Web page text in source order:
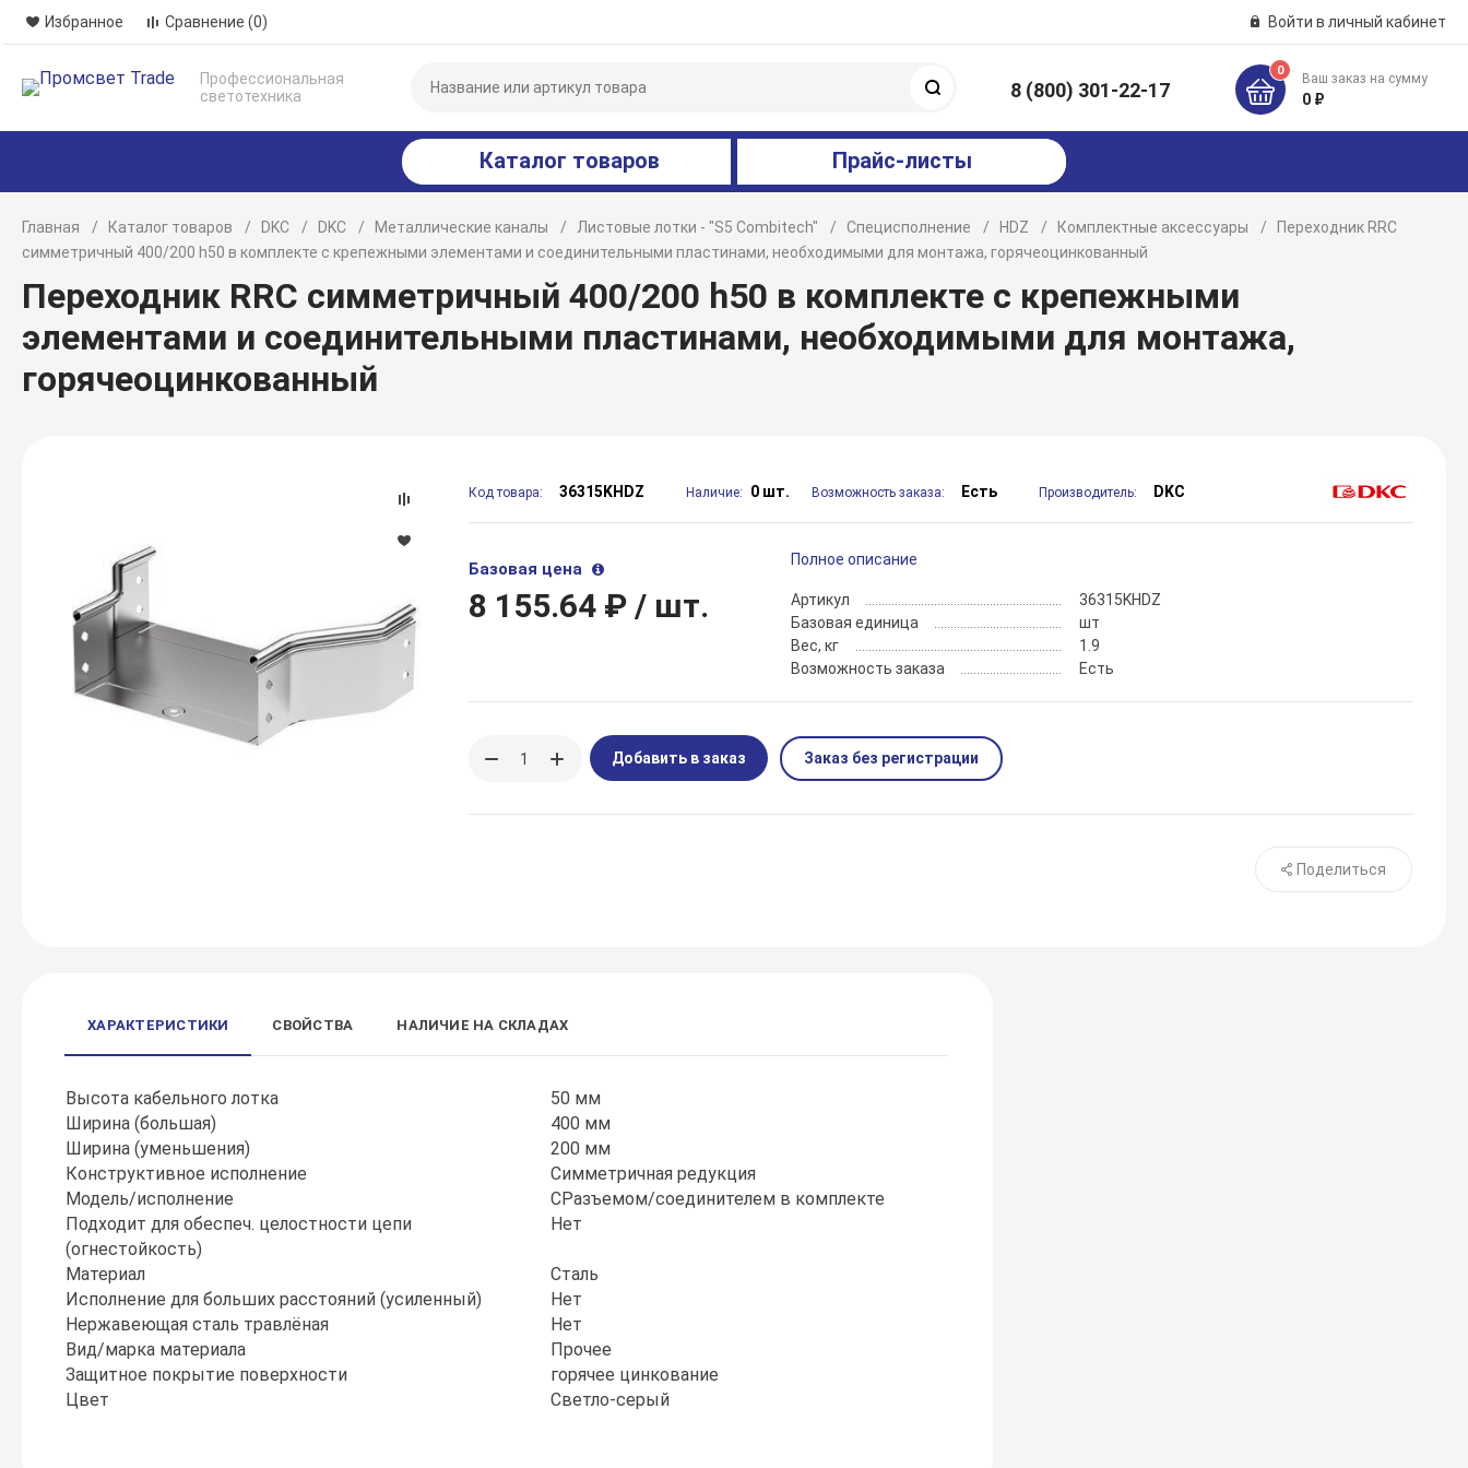
Избранное Сравнение (0) Войти в личный кабинет
Профессиональная
светотехника
8 (800) 301-22-17
0
Ваш заказ на сумму
0 ₽
Каталог товаров Прайс-листы
Главная Каталог товаров DKC DKC Металлические каналы Листовые лотки - "S5 Combitech" Специсполнение HDZ Комплектные аксессуары
Переходник RRC
симметричный 400/200 h50 в комплекте с крепежными элементами и соединительными пластинами, необходимыми для монтажа, горячеоцинкованный
Переходник RRC симметричный 400/200 h50 в комплекте с крепежными
элементами и соединительными пластинами, необходимыми для монтажа,
горячеоцинкованный
Код товара: 36315KHDZ Наличие: 0 шт. Возможность заказа: Есть Производитель: DKC
Базовая цена
8 155.64 ₽ / шт.
Полное описание
Артикул
36315KHDZ
Базовая единица
шт
Вес, кг
1.9
Возможность заказа
Есть
Добавить в заказ Заказ без регистрации
Поделиться
ХАРАКТЕРИСТИКИ СВОЙСТВА НАЛИЧИЕ НА СКЛАДАХ
Высота кабельного лотка
50 мм
Ширина (большая)
400 мм
Ширина (уменьшения)
200 мм
Конструктивное исполнение
Симметричная редукция
Модель/исполнение
СРазъемом/соединителем в комплекте
Подходит для обеспеч. целостности цепи
(огнестойкость)
Нет
Материал
Сталь
Исполнение для больших расстояний (усиленный)
Нет
Нержавеющая сталь травлёная
Нет
Вид/марка материала
Прочее
Защитное покрытие поверхности
горячее цинкование
Цвет
Светло-серый